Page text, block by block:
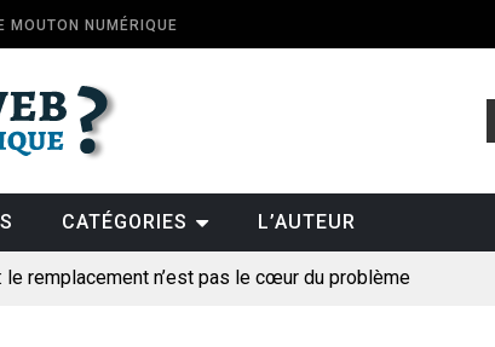
MOUTON NUMÉRIQUE
CATÉGORIES L’AUTEUR
remplacement n’est pas le cœur du problème